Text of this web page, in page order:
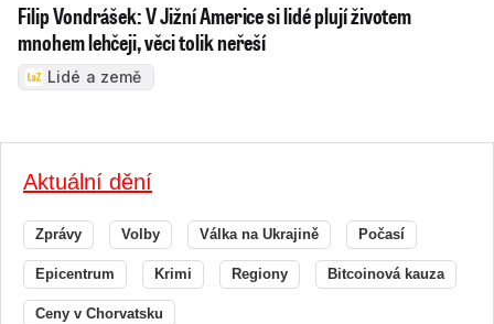
Filip Vondrášek: V Jižní Americe si lidé plují životem
mnohem lehčeji, věci tolik neřeší
Lidé a země
Aktuální dění
Zprávy Volby Válka na Ukrajině Počasí
Epicentrum Krimi Regiony Bitcoinová kauza
Ceny v Chorvatsku